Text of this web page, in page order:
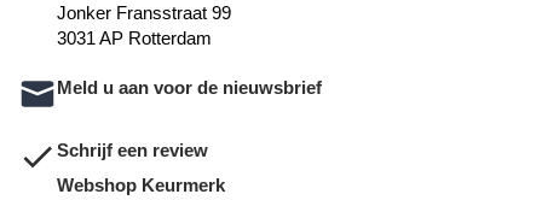
Jonker Fransstraat 99
3031 AP Rotterdam
Meld u aan voor de nieuwsbrief
Schrijf een review
Webshop Keurmerk